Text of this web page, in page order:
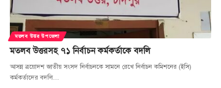
মতলব উত্তর উপজেলা
মতলব উত্তরসহ ৭১ নির্বাচন কর্মকর্তাকে বদলি
আসন্ন ত্রয়োদশ জাতীয় সংসদ নির্বাচনকে সামনে রেখে নির্বাচন কমিশনের (ইসি)
কর্মকর্তাদের বদলি…